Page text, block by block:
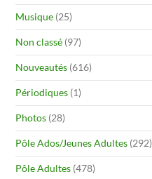
Musique (25)
Non classé (97)
Nouveautés (616)
Périodiques (1)
Photos (28)
Pôle Ados/Jeunes Adultes (292)
Pôle Adultes (478)